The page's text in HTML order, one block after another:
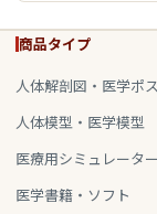
商品タイプ
人体解剖図・医学ポ
人体模型・医学模型
医療用シミュレーター
医学書籍・ソフト